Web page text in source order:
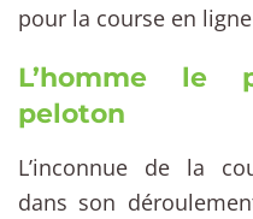
pour la course en
L’homme le
peloton
L’inconnue de la
dans son